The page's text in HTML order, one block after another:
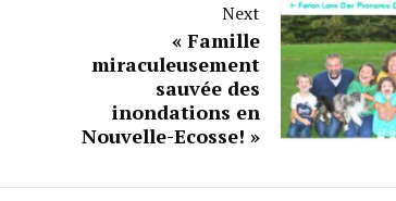
Next
« Famille
miraculeusement
sauvée des
inondations en
Nouvelle-Ecosse! »